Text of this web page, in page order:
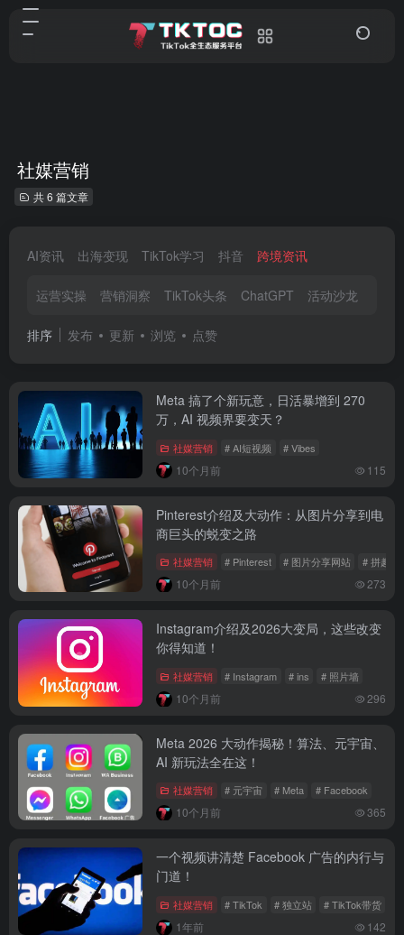
社媒营销
共 6 篇文章
AI资讯 出海变现 TikTok学习 抖音 跨境资讯
运营实操 营销洞察 TikTok头条 ChatGPT 活动沙龙
排序 发布 更新 浏览 点赞
Meta 搞了个新玩意，日活暴增到 270
万，AI 视频界要变天？
社媒营销 # AI短视频 # Vibes
10个月前 115
Pinterest介绍及大动作：从图片分享到电
商巨头的蜕变之路
社媒营销 # Pinterest # 图片分享网站 # 拼趣
10个月前 273
Instagram介绍及2026大变局，这些改变
你得知道！
社媒营销 # Instagram # ins # 照片墙
10个月前 296
Meta 2026 大动作揭秘！算法、元宇宙、
AI 新玩法全在这！
社媒营销 # 元宇宙 # Meta # Facebook
10个月前 365
一个视频讲清楚 Facebook 广告的内行与
门道！
社媒营销 # TikTok # 独立站 # TikTok带货
1年前 142